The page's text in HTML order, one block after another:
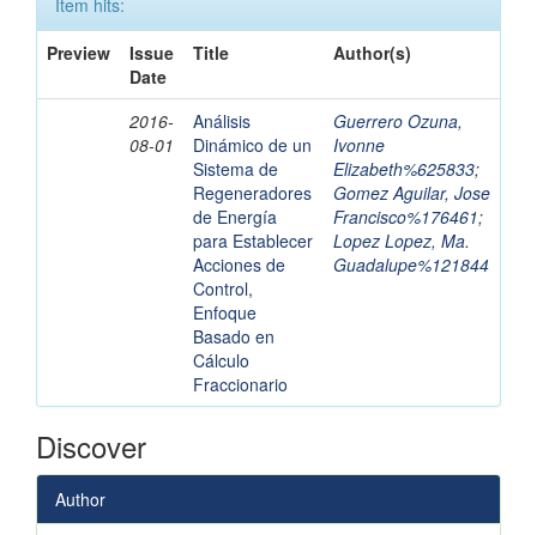
Item hits:
Preview
Issue
Date
Title Author(s)
2016-
08-01
Análisis
Dinámico de un
Sistema de
Regeneradores
de Energía
para Establecer
Acciones de
Control,
Enfoque
Basado en
Cálculo
Fraccionario
Guerrero Ozuna,
Ivonne
Elizabeth%625833;
Gomez Aguilar, Jose
Francisco%176461;
Lopez Lopez, Ma.
Guadalupe%121844
Discover
Author